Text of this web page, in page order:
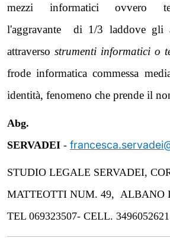
mezzi informatici ovvero
l'aggravante di 1/3 laddove gli
attraverso strumenti informatici o
frode informatica commessa
identità, fenomeno che prende il
Abg.
SERVADEI -
STUDIO LEGALE SERVADEI,
MATTEOTTI NUM. 49, ALBANO
TEL 069323507- CELL. 3496052621